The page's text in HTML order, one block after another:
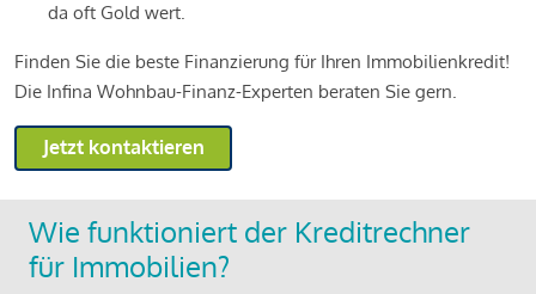
da oft Gold wert.
Finden Sie die beste Finanzierung für Ihren Immobilienkredit!
Die Infina Wohnbau-Finanz-Experten beraten Sie gern.
Jetzt kontaktieren
Wie funktioniert der Kreditrechner
für Immobilien?